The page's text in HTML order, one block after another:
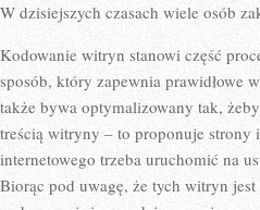
W dzisiejszych czasach wiele osób
Kodowanie witryn stanowi część
sposób, który zapewnia prawidłowe
także bywa optymalizowany tak,
treścią witryny – to proponuje strony
internetowego trzeba uruchomić na
Biorąc pod uwagę, że tych witryn